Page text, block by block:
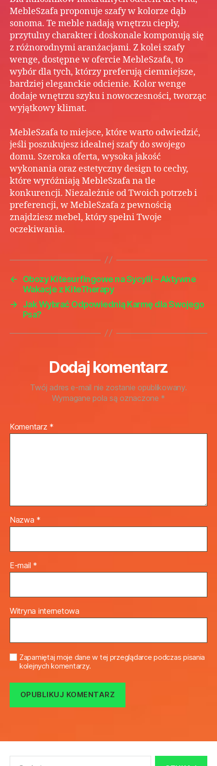
MebleSzafa proponuje szafy w kolorze dąb
sonoma. Te meble nadają wnętrzu ciepły,
przytulny charakter i doskonale komponują się
z różnorodnymi aranżacjami. Z kolei szafy
wenge, dostępne w ofercie MebleSzafa, to
wybór dla tych, którzy preferują ciemniejsze,
bardziej eleganckie odcienie. Kolor wenge
dodaje wnętrzu szyku i nowoczesności, tworząc
wyjątkowy klimat.
MebleSzafa to miejsce, które warto odwiedzić,
jeśli poszukujesz idealnej szafy do swojego
domu. Szeroka oferta, wysoka jakość
wykonania oraz estetyczny design to cechy,
które wyróżniają MebleSzafa na tle
konkurencji. Niezależnie od Twoich potrzeb i
preferencji, w MebleSzafa z pewnością
znajdziesz mebel, który spełni Twoje
oczekiwania.
←
Obozy Kitesurfingowe na Sycylii – Aktywne
Wakacje z KiteTherapy
→
Jak Wybrać Odpowiednią Karmę dla Swojego
Psa?
Dodaj komentarz
Twój adres e-mail nie zostanie opublikowany.
Wymagane pola są oznaczone *
Komentarz *
Nazwa *
E-mail *
Witryna internetowa
Zapamiętaj moje dane w tej przeglądarce podczas pisania
kolejnych komentarzy.